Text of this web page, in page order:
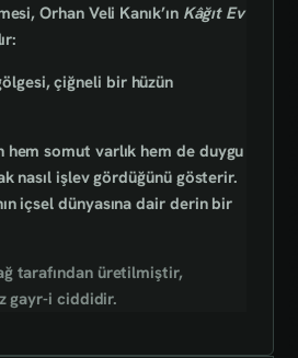
Orhan Veli Kanık’ın Kâğıt Ev
çiğneli bir hüzün
hem somut varlık hem de duygu
nasıl işlev gördüğünü gösterir.
içsel dünyasına dair derin bir
tarafından üretilmiştir,
gayr-i ciddidir.